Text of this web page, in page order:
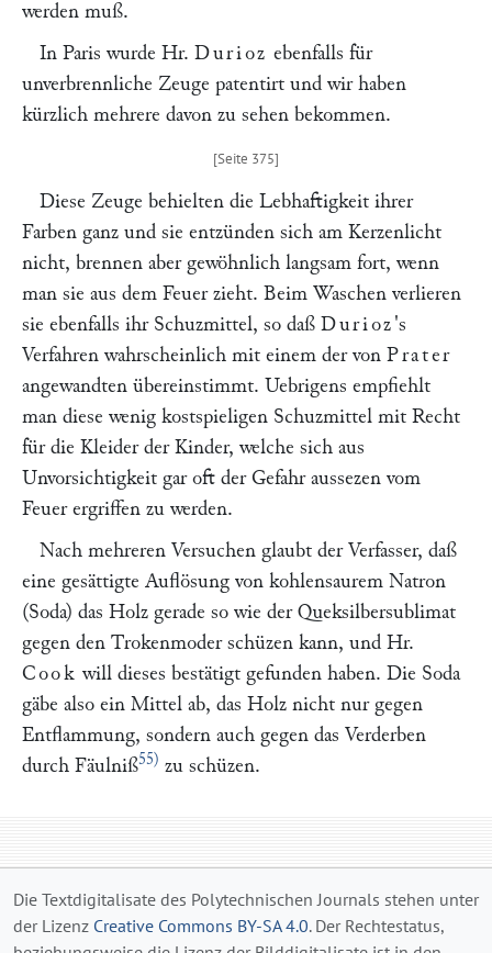
werden muß.
In Paris wurde Hr. Durioz ebenfalls für
unverbrennliche Zeuge patentirt und wir haben
kürzlich mehrere davon zu sehen bekommen.
Diese Zeuge behielten die Lebhaftigkeit ihrer
Farben ganz und sie entzünden sich am Kerzenlicht
nicht, brennen aber gewöhnlich langsam fort, wenn
man sie aus dem Feuer zieht. Beim Waschen verlieren
sie ebenfalls ihr Schuzmittel, so daß Durioz 's
Verfahren wahrscheinlich mit einem der von Prater
angewandten übereinstimmt. Uebrigens empfiehlt
man diese wenig kostspieligen Schuzmittel mit Recht
für die Kleider der Kinder, welche sich aus
Unvorsichtigkeit gar oft der Gefahr aussezen vom
Feuer ergriffen zu werden.
Nach mehreren Versuchen glaubt der Verfasser, daß
eine gesättigte Auflösung von kohlensaurem Natron
(Soda) das Holz gerade so wie der Queksilbersublimat
gegen den Trokenmoder schüzen kann, und Hr.
Cook will dieses bestätigt gefunden haben. Die Soda
gäbe also ein Mittel ab, das Holz nicht nur gegen
Entflammung, sondern auch gegen das Verderben
durch Fäulniß55) zu schüzen.
Die Textdigitalisate des Polytechnischen Journals stehen unter
der Lizenz Creative Commons BY-SA 4.0. Der Rechtestatus,